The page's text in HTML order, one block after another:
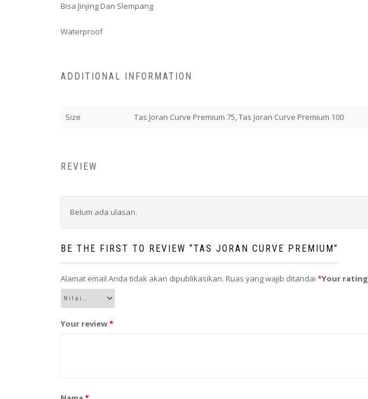
Bisa Jinjing Dan Slempang
Waterproof
ADDITIONAL INFORMATION
Size Tas Joran Curve Premium 75, Tas Joran Curve Premium 100
REVIEW
Belum ada ulasan.
BE THE FIRST TO REVIEW “TAS JORAN CURVE PREMIUM”
Alamat email Anda tidak akan dipublikasikan. Ruas yang wajib ditandai *Your rating
Your review*